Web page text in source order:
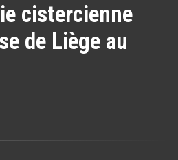
cistercienne
de Liège au